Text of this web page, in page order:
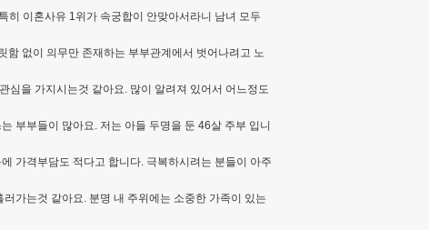
히 이혼사유 1위가 속궁합이 안맞아서라니 남녀 모두
없이 의무만 존재하는 부부관계에서 벗어나려고 노
심을 가지시는것 같아요. 많이 알려져 있어서 어느정도
부부들이 많아요. 저는 아들 두명을 둔 46살 주부 입니
가격부담도 적다고 합니다. 극복하시려는 분들이 아주
가는것 같아요. 분명 내 주위에는 소중한 가족이 있는